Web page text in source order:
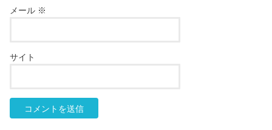
メール ※
サイト